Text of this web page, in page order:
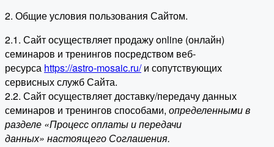
2. Общие условия пользования Сайтом.
2.1. Сайт осуществляет продажу online (онлайн)
семинаров и тренингов посредством веб-
ресурса https://astro-mosaic.ru/и сопутствующих
сервисных служб Сайта.
2.2. Сайт осуществляет доставку/передачу данных
семинаров и тренингов способами, определенными в
разделе «Процесс оплаты и передачи
данных» настоящего Соглашения.